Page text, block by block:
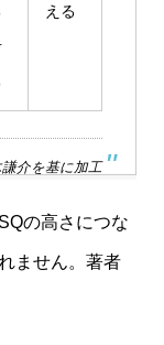
える
介を基に加工
の高さにつな
ません。著者